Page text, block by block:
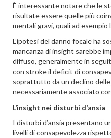
È interessante notare che le
risultate essere quelle più
mentali gravi, quali ad esempio
L’ipotesi del danno focale ha
mancanza di insight sarebbe
diffuso, generalmente in
con stroke il deficit di
soprattutto da un declino
necessariamente associato
L’insight nei disturbi d’ansia
I disturbi d’ansia presentano
livelli di consapevolezza